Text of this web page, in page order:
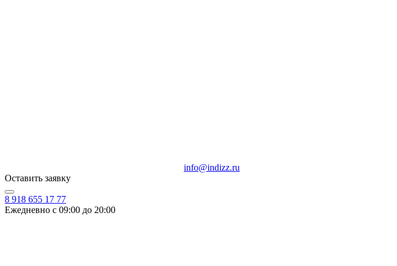
info@indizz.ru
Оставить заявку
8 918 655 17 77
Ежедневно с 09:00 до 20:00